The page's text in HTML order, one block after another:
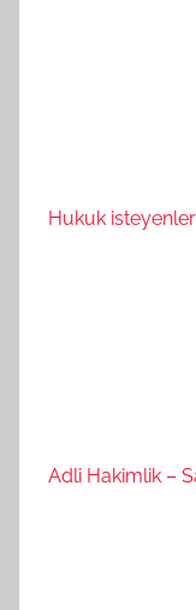
Hukuk
Adli Hakimlik –